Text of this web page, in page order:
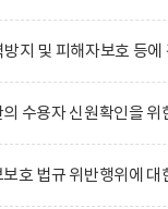
방지 및 피해자보호 등
수용자 신원확인을 위
보호 법규 위반행위에